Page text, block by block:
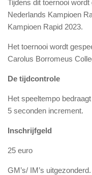
Tijdens dit toernooi
Nederlands Kampioen
Kampioen Rapid 2023.
Het toernooi wordt
Carolus Borromeus
De tijdcontrole
Het speeltempo
5 seconden increment.
Inschrijfgeld
25 euro
GM’s/ IM’s uitgezonderd.